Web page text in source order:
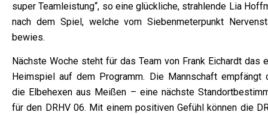
super Teamleistung“, so eine glückliche, strahlende Lia
nach dem Spiel, welche vom Siebenmeterpunkt
bewies.
Nächste Woche steht für das Team von Frank Eichardt das
Heimspiel auf dem Programm. Die Mannschaft empfängt
die Elbehexen aus Meißen – eine nächste
für den DRHV 06. Mit einem positiven Gefühl können die